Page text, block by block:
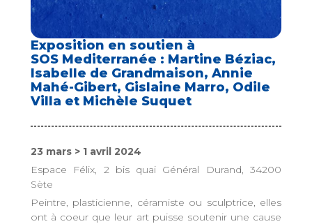
Exposition en soutien à
SOS Mediterranée : Martine Béziac,
Isabelle de Grandmaison, Annie
Mahé-Gibert, Gislaine Marro, Odile
Villa et Michèle Suquet
23 mars > 1 avril 2024
Espace Félix, 2 bis quai Général Durand, 34200
Sète
Peintre, plasticienne, céramiste ou sculptrice, elles
ont à coeur que leur art puisse soutenir une cause